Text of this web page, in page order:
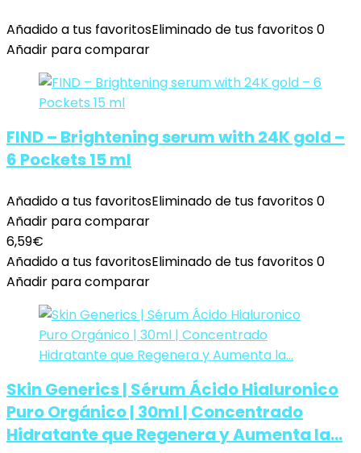
Añadido a tus favoritosEliminado de tus favoritos0
Añadir para comparar
FIND – Brightening serum with 24K gold –
6 Pockets 15 ml
Añadido a tus favoritosEliminado de tus favoritos0
Añadir para comparar
6,59€
Añadido a tus favoritosEliminado de tus favoritos0
Añadir para comparar
Skin Generics | Sérum Ácido Hialuronico
Puro Orgánico | 30ml | Concentrado
Hidratante que Regenera y Aumenta la…